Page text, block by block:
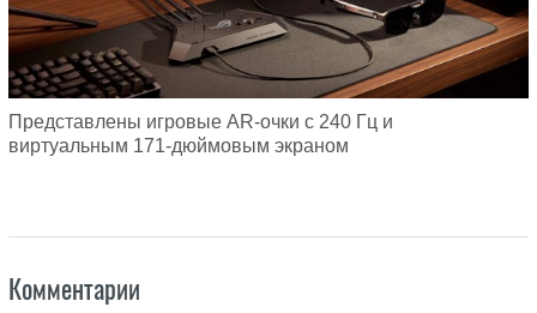
Представлены игровые AR-очки с 240 Гц и
виртуальным 171-дюймовым экраном
Комментарии